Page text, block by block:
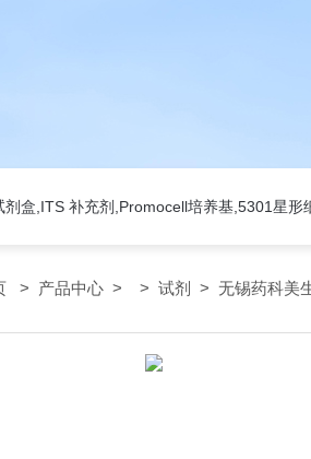
剂盒,ITS 补充剂,Promocell培养基,5301星形
> 产品中心 > > 试剂 > 无锡药科美